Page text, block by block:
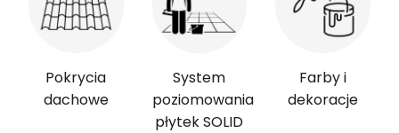
Pokrycia
dachowe
System
poziomowania
płytek SOLID
Farby i
dekoracje